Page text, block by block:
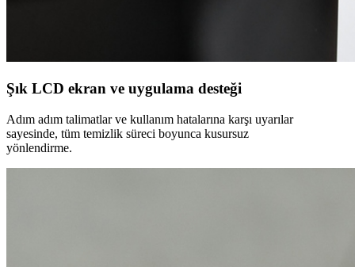
Şık LCD ekran ve uygulama desteği
Adım adım talimatlar ve kullanım hatalarına karşı uyarılar
sayesinde, tüm temizlik süreci boyunca kusursuz
yönlendirme.